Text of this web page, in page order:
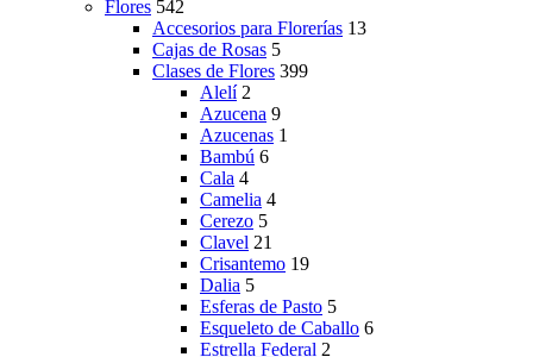
Flores 542
Accesorios para Florerías 13
Cajas de Rosas 5
Clases de Flores 399
Alelí 2
Azucena 9
Azucenas 1
Bambú 6
Cala 4
Camelia 4
Cerezo 5
Clavel 21
Crisantemo 19
Dalia 5
Esferas de Pasto 5
Esqueleto de Caballo 6
Estrella Federal 2